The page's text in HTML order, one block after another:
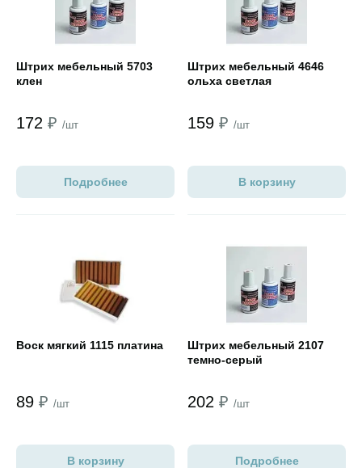
Штрих мебельный 5703
клен
172 ₽ /шт
Подробнее
Штрих мебельный 4646
ольха светлая
159 ₽ /шт
В корзину
Воск мягкий 1115 платина
89 ₽ /шт
В корзину
Штрих мебельный 2107
темно-серый
202 ₽ /шт
Открыть товар
Подробнее